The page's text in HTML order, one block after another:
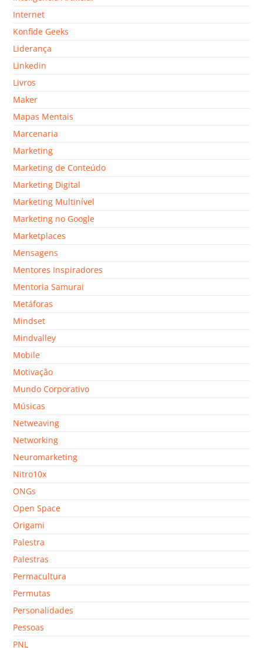
Internet
Konfide Geeks
Liderança
Linkedin
Livros
Maker
Mapas Mentais
Marcenaria
Marketing
Marketing de Conteúdo
Marketing Digital
Marketing Multinível
Marketing no Google
Marketplaces
Mensagens
Mentores Inspiradores
Mentoria Samurai
Metáforas
Mindset
Mindvalley
Mobile
Motivação
Mundo Corporativo
Músicas
Netweaving
Networking
Neuromarketing
Nitro10x
ONGs
Open Space
Origami
Palestra
Palestras
Permacultura
Permutas
Personalidades
Pessoas
PNL